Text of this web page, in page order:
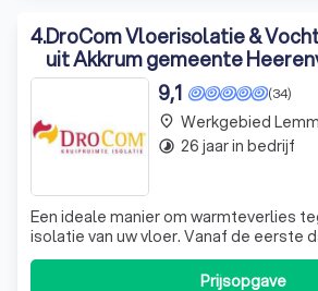
4.DroCom Vloerisolatie &
uit Akkrum gemeente
(34)
9,1
Een ideale manier om warmteverlies
isolatie van uw vloer. Vanaf de eerste
isoleren, voelt de vloer veel prettiger
koelt minder snel af. U heeft geen
Prijsopgave
place Werkgebied
timelapse 26 jaar in bedrijf